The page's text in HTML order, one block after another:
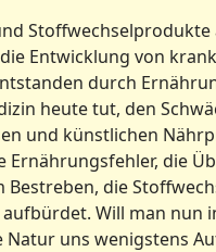
Entwicklung von
durch
heute tut, den
und künstlichen
Ernährungsfehler, die
die
Will man nun
uns wenigstens